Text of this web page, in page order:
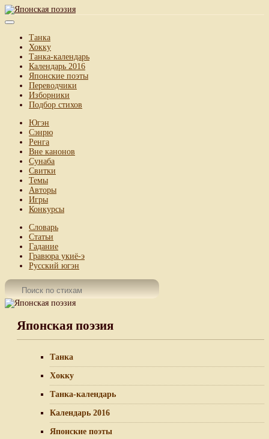
Танка
Хокку
Танка-календарь
Календарь 2016
Японские поэты
Переводчики
Изборники
Подбор стихов
Югэн
Сэнрю
Ренга
Вне канонов
Сунаба
Свитки
Темы
Авторы
Игры
Конкурсы
Словарь
Статьи
Гадание
Гравюра укиё-э
Русский югэн
Японская поэзия
Танка
Хокку
Танка-календарь
Календарь 2016
Японские поэты